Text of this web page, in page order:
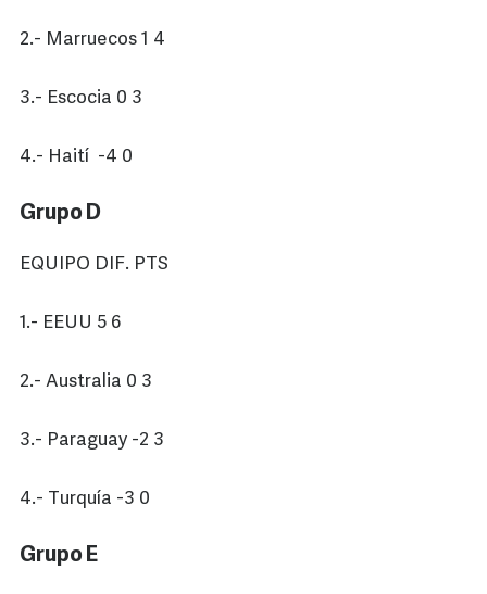
2.- Marruecos 1 4
3.- Escocia 0 3
4.- Haití -4 0
Grupo D
EQUIPO DIF. PTS
1.- EEUU 5 6
2.- Australia 0 3
3.- Paraguay -2 3
4.- Turquía -3 0
Grupo E